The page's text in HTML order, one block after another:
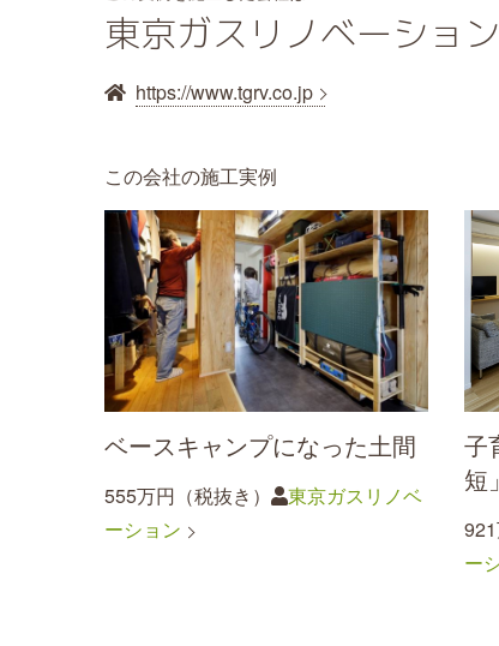
東京ガスリノベーション
https://www.tgrv.co.jp
この会社の施工実例
ベースキャンプになった土間
555万円（税抜き）
東京ガスリノベ
ーション
子
短
ー